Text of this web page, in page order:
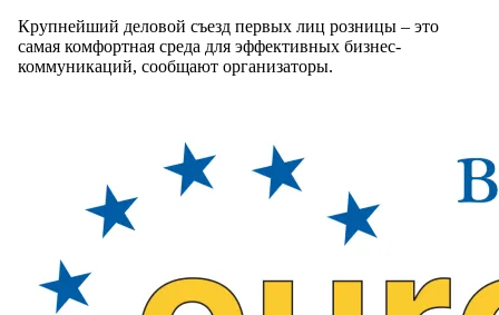
Крупнейший деловой съезд первых лиц розницы – это
самая комфортная среда для эффективных бизнес-
коммуникаций, сообщают организаторы.